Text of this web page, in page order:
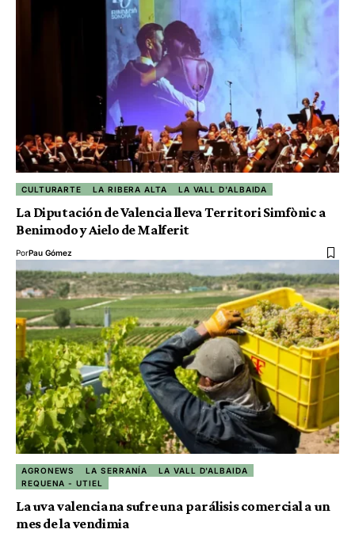
CULTURARTE LA RIBERA ALTA LA VALL D'ALBAIDA
La Diputación de Valencia lleva Territori Simfònic a
Benimodo y Aielo de Malferit
PorPau Gómez
AGRONEWS LA SERRANÍA
LA VALL D'ALBAIDA
REQUENA - UTIEL
La uva valenciana sufre una parálisis comercial a un
mes de la vendimia